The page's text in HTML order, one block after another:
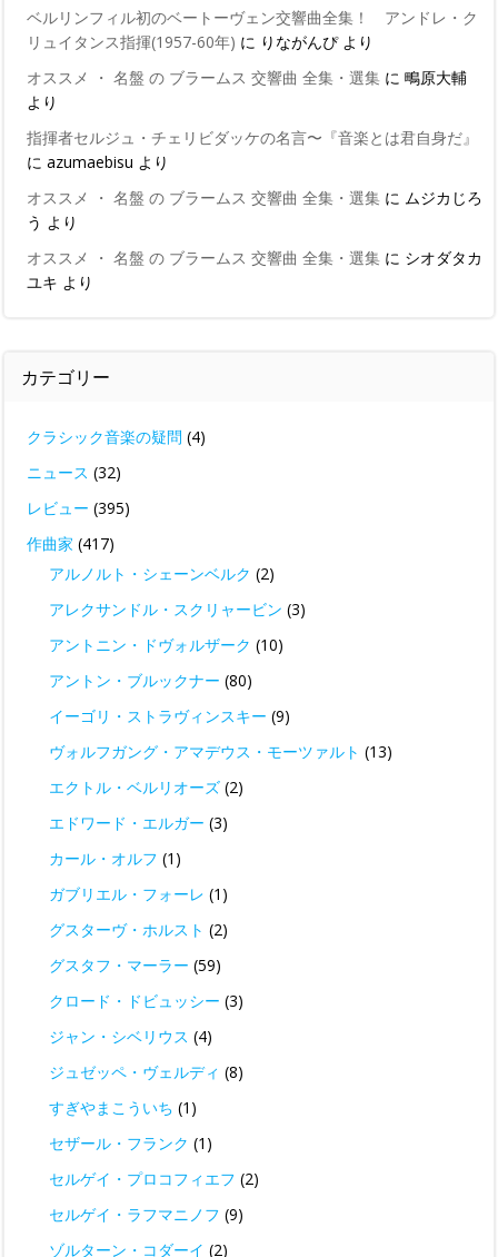
ベルリンフィル初のベートーヴェン交響曲全集！ アンドレ・ク
リュイタンス指揮(1957-60年) に りながんぴより
オススメ ・ 名盤 の ブラームス 交響曲 全集・選集 に 鴫原大輔
より
指揮者セルジュ・チェリビダッケの名言〜『音楽とは君自身だ』
に azumaebisu より
オススメ ・ 名盤 の ブラームス 交響曲 全集・選集 に ムジカじろ
う より
オススメ ・ 名盤 の ブラームス 交響曲 全集・選集 に シオダタカ
ユキ より
カテゴリー
クラシック音楽の疑問 (4)
ニュース (32)
レビュー (395)
作曲家 (417)
アルノルト・シェーンベルク (2)
アレクサンドル・スクリャービン (3)
アントニン・ドヴォルザーク (10)
アントン・ブルックナー (80)
イーゴリ・ストラヴィンスキー (9)
ヴォルフガング・アマデウス・モーツァルト (13)
エクトル・ベルリオーズ (2)
エドワード・エルガー (3)
カール・オルフ (1)
ガブリエル・フォーレ (1)
グスターヴ・ホルスト (2)
グスタフ・マーラー (59)
クロード・ドビュッシー (3)
ジャン・シベリウス (4)
ジュゼッペ・ヴェルディ (8)
すぎやまこういち (1)
セザール・フランク (1)
セルゲイ・プロコフィエフ (2)
セルゲイ・ラフマニノフ (9)
ゾルターン・コダーイ (2)